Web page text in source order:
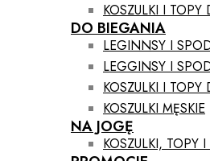
KOSZULKI I TOPY
DO BIEGANIA
LEGINNSY I
LEGGINSY I
KOSZULKI I TOPY
KOSZULKI MĘSKIE
NA JOGĘ
KOSZULKI, TOPY